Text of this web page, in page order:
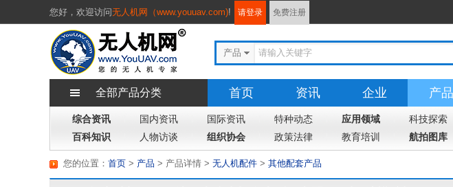
您好， 欢迎访问无人机网（www.youuav.com)! 请登录 免费注册
产品
全部产品分类 首页 资讯 企业 产品
综合资讯 国内资讯 国际资讯 特种动态 应用领域 科技探索
百科知识
人物访谈 组织协会 政策法律 教育培训 航拍图库
您的位置： 首页 > 产品 > 无人机配件 > 其他配套产品
> 产品详情